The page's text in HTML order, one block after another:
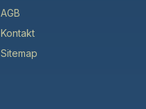
AGB
Kontakt
Sitemap